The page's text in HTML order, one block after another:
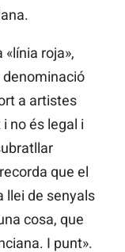
roja»,
denominació
a artistes
no és legal i
que el
llei de senyals
cosa, que
I punt».